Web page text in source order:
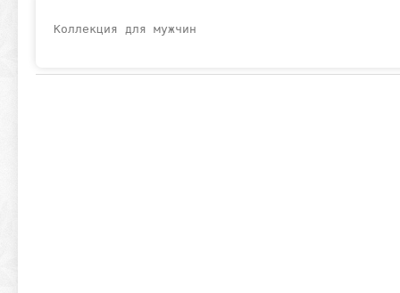
Коллекция для мужчин